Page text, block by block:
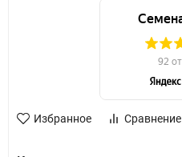
Избранное Сравнение